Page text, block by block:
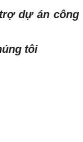
dự án công
tôi